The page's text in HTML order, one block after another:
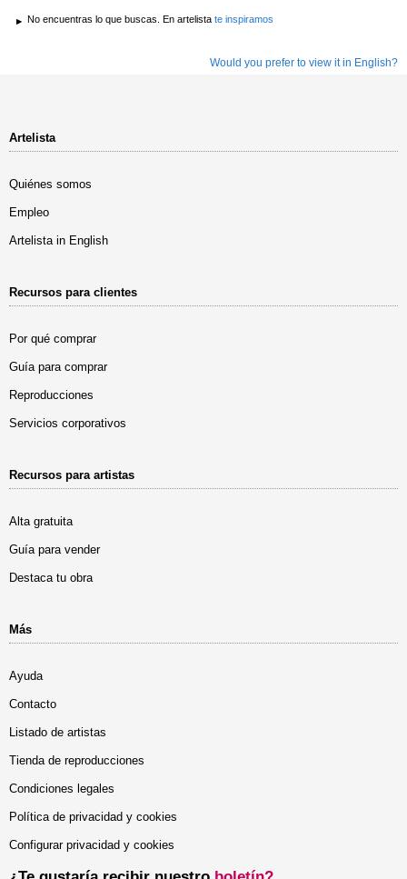
No encuentras lo que buscas. En artelista te inspiramos
Would you prefer to view it in English?
Artelista
Quiénes somos
Empleo
Artelista in English
Recursos para clientes
Por qué comprar
Guía para comprar
Reproducciones
Servicios corporativos
Recursos para artistas
Alta gratuita
Guía para vender
Destaca tu obra
Más
Ayuda
Contacto
Listado de artistas
Tienda de reproducciones
Condiciones legales
Política de privacidad y cookies
Configurar privacidad y cookies